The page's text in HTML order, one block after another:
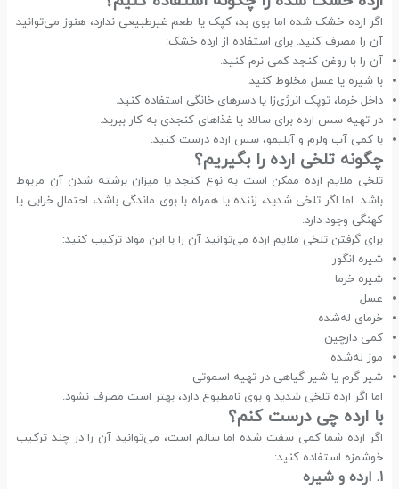
اگر ارده خشک شده اما بوی بد، کپک یا طعم غیرطبیعی ندارد، هنوز می‌توانید
آن را مصرف کنید. برای استفاده از ارده خشک:
آن را با روغن کنجد کمی نرم کنید.
با شیره یا عسل مخلوط کنید.
داخل خرما، توپک انرژی‌زا یا دسرهای خانگی استفاده کنید.
در تهیه سس ارده برای سالاد یا غذاهای کنجدی به کار ببرید.
با کمی آب ولرم و آبلیمو، سس ارده درست کنید.
چگونه تلخی ارده را بگیریم؟
تلخی ملایم ارده ممکن است به نوع کنجد یا میزان برشته شدن آن مربوط
باشد. اما اگر تلخی شدید، زننده یا همراه با بوی ماندگی باشد، احتمال خرابی یا
کهنگی وجود دارد.
برای گرفتن تلخی ملایم ارده می‌توانید آن را با این مواد ترکیب کنید:
شیره انگور
شیره خرما
عسل
خرمای له‌شده
کمی دارچین
موز له‌شده
شیر گرم یا شیر گیاهی در تهیه اسموتی
اما اگر ارده تلخی شدید و بوی نامطبوع دارد، بهتر است مصرف نشود.
با ارده چی درست کنم؟
اگر ارده شما کمی سفت شده اما سالم است، می‌توانید آن را در چند ترکیب
خوشمزه استفاده کنید:
۱. ارده و شیره